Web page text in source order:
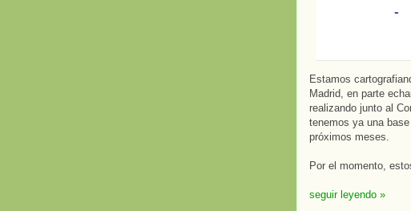
Estamos
Madrid, en parte
realizando junto al
tenemos ya una
próximos meses.
Por el momento,
seguir leyendo »